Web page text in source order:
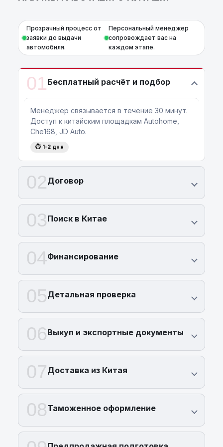
Прозрачный процесс от
заявки до выдачи
автомобиля.
Персональный менеджер
сопровождает вас на
каждом этапе.
01Бесплатный расчёт и подбор
Менеджер связывается в течение 30 минут.
Доступ к китайским площадкам Autohome,
Che168, JD Auto.
⏱ 1-2 дня
02Договор
03Поиск в Китае
04Финансирование
05Детальная проверка
06Выкуп и экспортные документы
07Доставка из Китая
08Таможенное оформление